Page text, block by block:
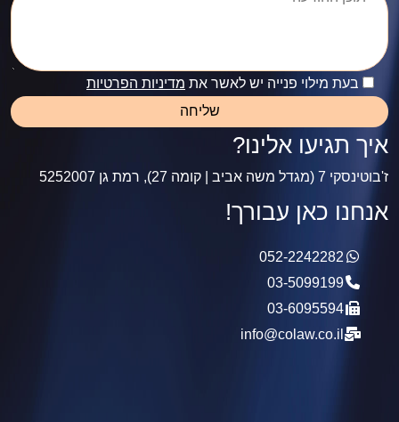
בעת מילוי פנייה יש לאשר את מדיניות הפרטיות
איך תגיעו אלינו?
ז'בוטינסקי 7 (מגדל משה אביב | קומה 27), רמת גן 5252007
אנחנו כאן עבורך!
052-2242282
03-5099199
03-6095594
info@colaw.co.il